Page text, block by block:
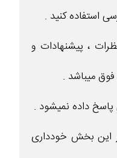
استفاده کنید .
، پیشنهادات و
فوق میباشد .
داده نمیشود .
این بخش خودداری